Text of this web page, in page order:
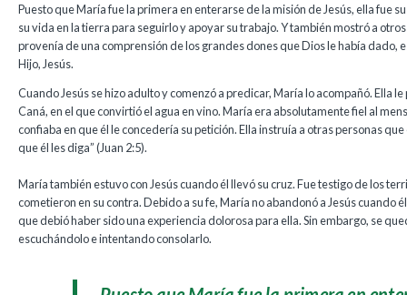
Puesto que María fue la primera en enterarse de la misión de Jesús, ella fue
su vida en la tierra para seguirlo y apoyar su trabajo. Y también mostró a otros
provenía de una comprensión de los grandes dones que Dios le había dado,
Hijo, Jesús.
Cuando Jesús se hizo adulto y comenzó a predicar, María lo acompañó. Ella
Caná, en el que convirtió el agua en vino. María era absolutamente fiel al
confiaba en que él le concedería su petición. Ella instruía a otras personas
que él les diga” (Juan 2:5).
María también estuvo con Jesús cuando él llevó su cruz. Fue testigo de los
cometieron en su contra. Debido a su fe, María no abandonó a Jesús cuando
que debió haber sido una experiencia dolorosa para ella. Sin embargo, se
escuchándolo e intentando consolarlo.